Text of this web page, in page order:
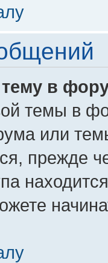
тему в
темы в
или
прежде